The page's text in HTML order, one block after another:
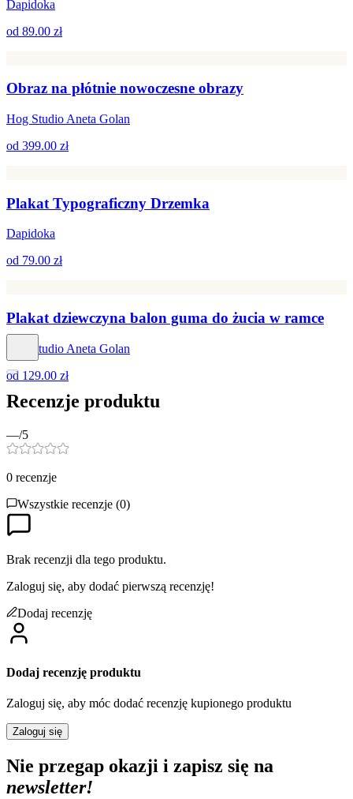
Dapidoka
od 89.00 zł
Obraz na płótnie nowoczesne obrazy
Hog Studio Aneta Golan
od 399.00 zł
Plakat Typograficzny Drzemka
Dapidoka
od 79.00 zł
Plakat dziewczyna balon guma do żucia w ramce
Hog Studio Aneta Golan
od 129.00 zł
Recenzje produktu
—/5
0 recenzje
Wszystkie recenzje (0)
Brak recenzji dla tego produktu.
Zaloguj się, aby dodać pierwszą recenzję!
Dodaj recenzję
Dodaj recenzję produktu
Zaloguj się, aby móc dodać recenzję kupionego produktu
Zaloguj się
Nie przegap okazji i zapisz się na
newsletter!